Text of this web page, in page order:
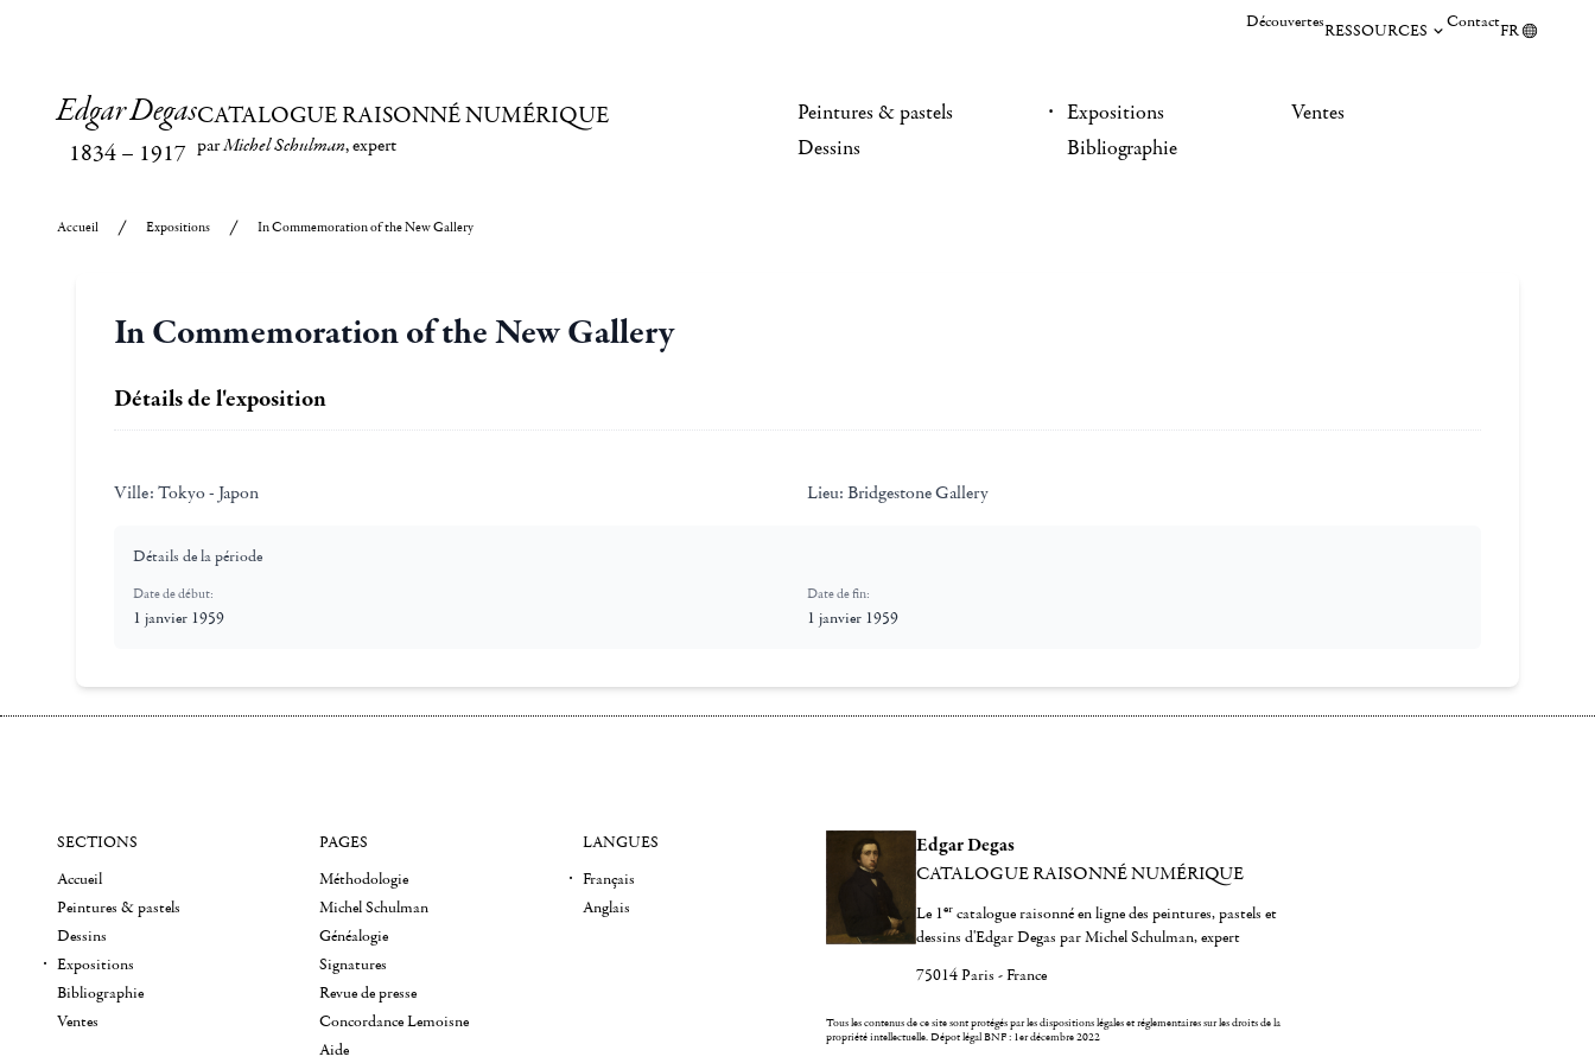
DécouvertesRESSOURCES ContactFR
Edgar Degas
1834– 1917
CATALOGUE RAISONNÉ NUMÉRIQUE
parMichel Schulman, expert
Peintures & pastels
Dessins
Expositions
Bibliographie
Ventes
Accueil Expositions In Commemoration of the New Gallery
In Commemoration of the New Gallery
Détails de l'exposition
Ville: Tokyo - Japon Lieu: Bridgestone Gallery
Détails de la période
Date de début:
1 janvier 1959
Date de fin:
1 janvier 1959
Edgar Degas
CATALOGUE RAISONNÉ NUMÉRIQUE
Le 1er catalogue raisonné en ligne des peintures, pastels et
dessins d'Edgar Degas par Michel Schulman, expert
75014 Paris - France
Tous les contenus de ce site sont protégés par les dispositions légales et réglementaires sur les droits de la
propriété intellectuelle.Dépot légal BNF : 1er décembre 2022
SECTIONS
Accueil
Peintures & pastels
Dessins
Expositions
Bibliographie
Ventes
PAGES
Méthodologie
Michel Schulman
Généalogie
Signatures
Revue de presse
Concordance Lemoisne
Aide
LANGUES
Français
Anglais